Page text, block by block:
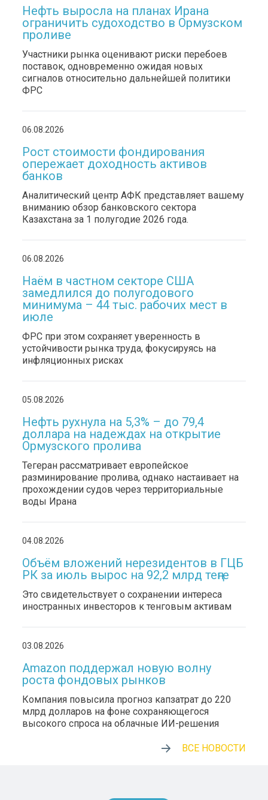
Нефть выросла на планах Ирана
ограничить судоходство в Ормузском
проливе
Участники рынка оценивают риски перебоев
поставок, одновременно ожидая новых
сигналов относительно дальнейшей политики
ФРС
06.08.2026
Рост стоимости фондирования
опережает доходность активов
банков
Аналитический центр АФК представляет вашему
вниманию обзор банковского сектора
Казахстана за 1 полугодие 2026 года.
06.08.2026
Наём в частном секторе США
замедлился до полугодового
минимума – 44 тыс. рабочих мест в
июле
ФРС при этом сохраняет уверенность в
устойчивости рынка труда, фокусируясь на
инфляционных рисках
05.08.2026
Нефть рухнула на 5,3% – до 79,4
доллара на надеждах на открытие
Ормузского пролива
Тегеран рассматривает европейское
разминирование пролива, однако настаивает на
прохождении судов через территориальные
воды Ирана
04.08.2026
Объём вложений нерезидентов в ГЦБ
РК за июль вырос на 92,2 млрд теңге
Это свидетельствует о сохранении интереса
иностранных инвесторов к тенговым активам
03.08.2026
Amazon поддержал новую волну
роста фондовых рынков
Компания повысила прогноз капзатрат до 220
млрд долларов на фоне сохраняющегося
высокого спроса на облачные ИИ-решения
ВСЕ НОВОСТИ